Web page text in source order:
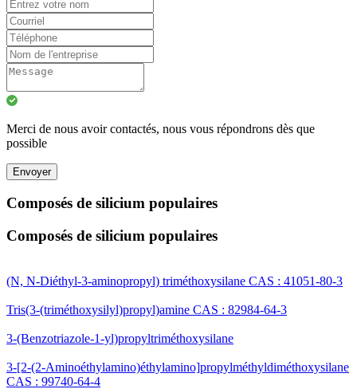
Merci de nous avoir contactés, nous vous répondrons dès que
possible
Envoyer
Composés de silicium populaires
Composés de silicium populaires
(N, N-Diéthyl-3-aminopropyl) triméthoxysilane CAS : 41051-80-3
Tris(3-(triméthoxysilyl)propyl)amine CAS : 82984-64-3
3-(Benzotriazole-1-yl)propyltriméthoxysilane
3-[2-(2-Aminoéthylamino)éthylamino]propylméthyldiméthoxysilane
CAS : 99740-64-4